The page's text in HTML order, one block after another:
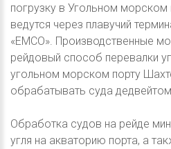
погрузку в Угольном
ведутся через плавучий
«EMCO». Производственные
рейдовый способ перевалки
угольном морском порту
обрабатывать суда
Обработка судов на рейде
угля на акваторию порта, а